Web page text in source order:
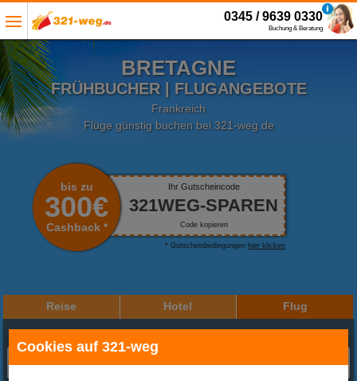
Cookies auf 321-weg
0345 / 9639 0330
Buchung & Beratung
BRETAGNE
FRÜHBUCHER | FLUGANGEBOTE
Frankreich
Flüge günstig buchen bei 321-weg.de
bis zu
300€
Cashback *
Ihr Gutscheincode
321WEG-SPAREN
Code kopieren
* Gutscheinbedingungen hier klicken
Reise Hotel Flug